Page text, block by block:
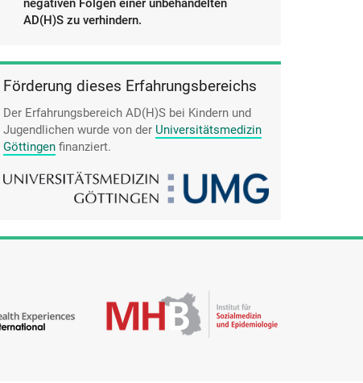
negativen Folgen einer unbehandelten
AD(H)S zu verhindern.
Förderung dieses Erfahrungsbereichs
Der Erfahrungsbereich AD(H)S bei Kindern und
Jugendlichen wurde von der Universitätsmedizin
Göttingen finanziert.